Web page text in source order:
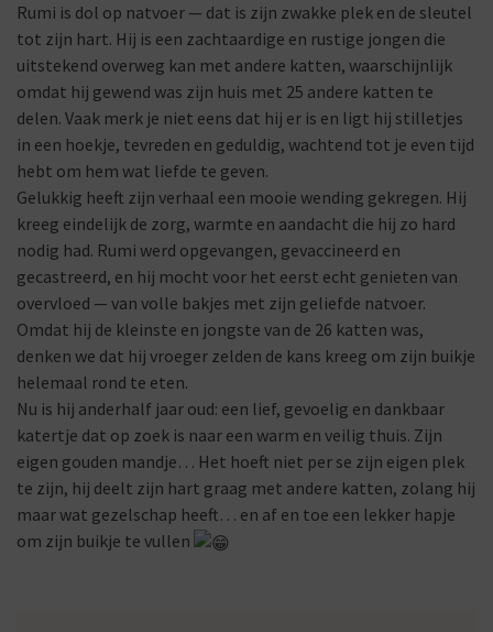
Rumi is dol op natvoer — dat is zijn zwakke plek en de sleutel
tot zijn hart. Hij is een zachtaardige en rustige jongen die
uitstekend overweg kan met andere katten, waarschijnlijk
omdat hij gewend was zijn huis met 25 andere katten te
delen. Vaak merk je niet eens dat hij er is en ligt hij stilletjes
in een hoekje, tevreden en geduldig, wachtend tot je even tijd
hebt om hem wat liefde te geven.
Gelukkig heeft zijn verhaal een mooie wending gekregen. Hij
kreeg eindelijk de zorg, warmte en aandacht die hij zo hard
nodig had. Rumi werd opgevangen, gevaccineerd en
gecastreerd, en hij mocht voor het eerst echt genieten van
overvloed — van volle bakjes met zijn geliefde natvoer.
Omdat hij de kleinste en jongste van de 26 katten was,
denken we dat hij vroeger zelden de kans kreeg om zijn buikje
helemaal rond te eten.
Nu is hij anderhalf jaar oud: een lief, gevoelig en dankbaar
katertje dat op zoek is naar een warm en veilig thuis. Zijn
eigen gouden mandje… Het hoeft niet per se zijn eigen plek
te zijn, hij deelt zijn hart graag met andere katten, zolang hij
maar wat gezelschap heeft… en af en toe een lekker hapje
om zijn buikje te vullen